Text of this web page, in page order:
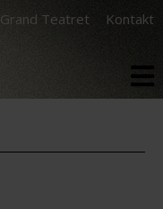
Grand Teatret Kontakt